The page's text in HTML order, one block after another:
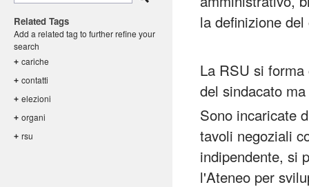
Related Tags
Add a related tag to further refine your
search
+ cariche
+ contatti
+ elezioni
+ organi
+ rsu
la definizione
La RSU si
del sindacato
Sono incaricate
tavoli negoziali
indipendente, si
l'Ateneo per